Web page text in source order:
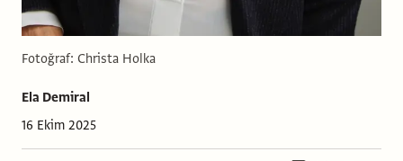
Ela Demiral
16 Ekim 2025
Fotoğraf: Christa Holka